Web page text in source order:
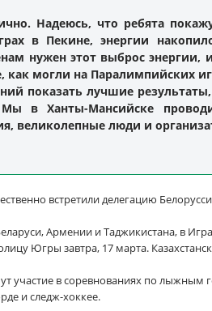
Надеюсь, что ребята
в Пекине, энергии
нужен этот выброс энергии,
как могли на Паралимпийских
показать лучшие
Мы в Ханты-Мансийске
великолепные люди и
встретили делегацию
Армении и Таджикистана, в
Югры завтра, 17 марта.
участие в соревнованиях по лыжным
и следж-хоккее.